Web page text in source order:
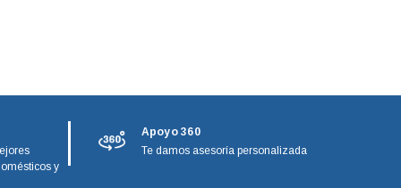
y
Apoyo 360
Te damos asesoría personalizada